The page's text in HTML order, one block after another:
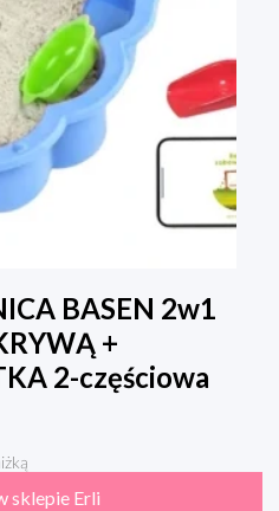
BASEN 2w1
+
2-częściowa
sklepie Erli